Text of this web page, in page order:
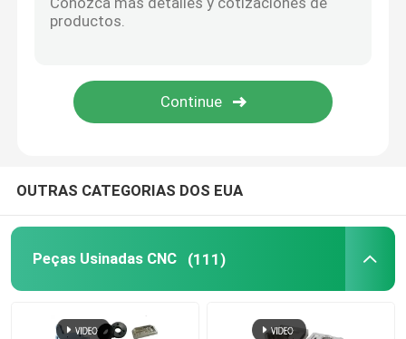
Serviços de moldagem por injeção
OUTRAS CATEGORIAS DOS EUA
Peças Usinadas CNC (111)